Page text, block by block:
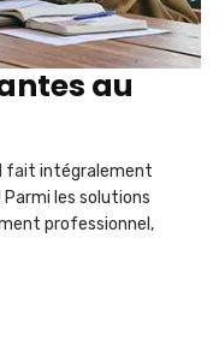
au
fait intégralement
les solutions
professionnel,